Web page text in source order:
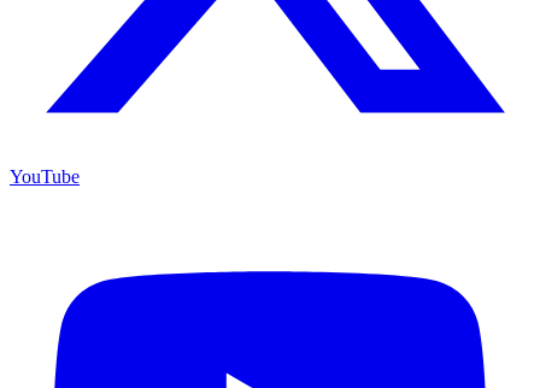
YouTube